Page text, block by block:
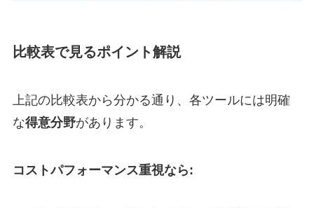
比較表で見るポイント解説
上記の比較表から分かる通り、各ツールには明確
な得意分野があります。
コストパフォーマンス重視なら: